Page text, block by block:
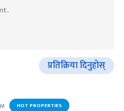
प्रतिक्रिया दिनुहोस्
HOT PROPERTIES